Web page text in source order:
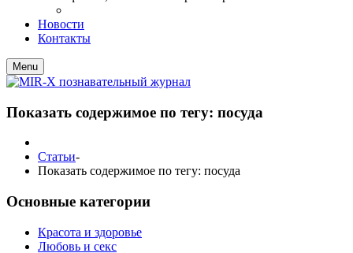
Новости
Контакты
Menu
Показать содержимое по тегу: посуда
Статьи-
Показать содержимое по тегу: посуда
Основные категории
Красота и здоровье
Любовь и секс